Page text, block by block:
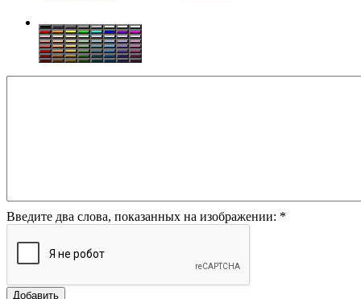
Введите два слова, показанных на изображении: *